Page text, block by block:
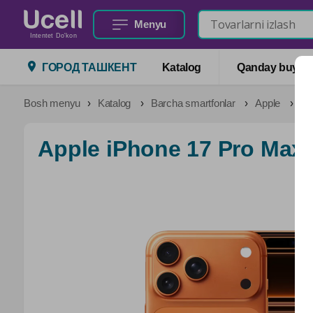
Intentet Do'kon
Menyu
ГОРОД ТАШКЕНТ Katalog Qanday
Bosh menyu Katalog Barcha smartfonlar Apple
Apple iPhone 17 Pro Max